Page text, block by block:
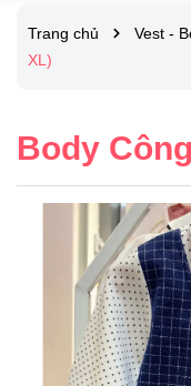
Trang chủ Vest -
XL)
Body